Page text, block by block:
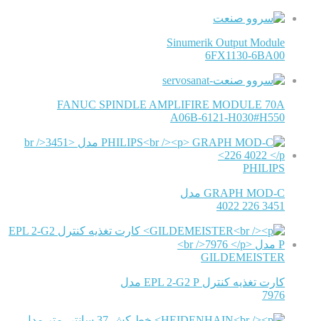
Sinumerik Output Module
6FX1130-6BA00
FANUC SPINDLE AMPLIFIRE MODULE 70A
A06B-6121-H030#H550
PHILIPS
GRAPH MOD-C مدل
3451 226 4022
GILDEMEISTER
کارت تغذیه کنترل EPL 2-G2 P مدل
7976